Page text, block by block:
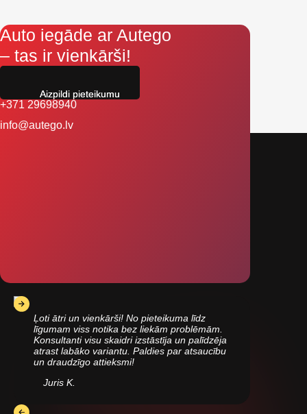
Auto iegāde ar Autego
– tas ir vienkārši!
+371 29698940
info@autego.lv
Ļoti ātri un vienkārši! No pieteikuma līdz
līgumam viss notika bez liekām problēmām.
Konsultanti visu skaidri izstāstīja un palīdzēja
atrast labāko variantu. Paldies par atsaucību
un draudzīgo attieksmi!
Juris K.